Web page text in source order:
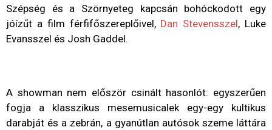
Szépség és a Szörnyeteg kapcsán bohóckodott egy
jóízűt a film férfifőszereplőivel, Dan Stevensszel, Luke
Evansszel és Josh Gaddel.
A showman nem először csinált hasonlót: egyszerűen
fogja a klasszikus mesemusicalek egy-egy kultikus
darabját és a zebrán, a gyanútlan autósok szeme láttára